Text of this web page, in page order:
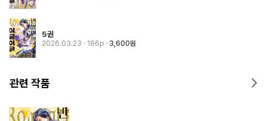
5권
2026.03.23 · 186p 3,600원
관련 작품